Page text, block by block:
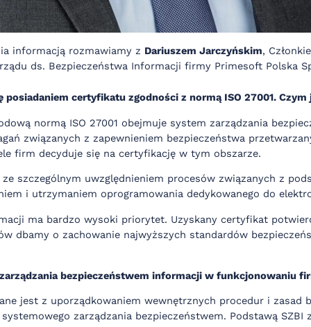
informacją rozmawiamy z Dariuszem Jarczyńskim,
ds. Bezpieczeństwa Informacji firmy Primesoft Polska
certyfikatu zgodności z normą ISO 27001.
normą ISO 27001 obejmuje system zarządzania
związanych z zapewnieniem bezpieczeństwa
firm decyduje się na certyfikację w tym obszarze.
ze szczególnym uwzględnieniem procesów związanych z
i utrzymaniem oprogramowania dedykowanego do
ma bardzo wysoki priorytet. Uzyskany certyfikat
dbamy o zachowanie najwyższych standardów
bezpieczeństwem informacji w funkcjonowaniu
jest z uporządkowaniem wewnętrznych procedur i zasad
zarządzania bezpieczeństwem. Podstawą SZBI